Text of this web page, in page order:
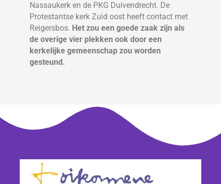
Nassaukerk en de PKG Duivendrecht. De
Protestantse kerk Zuid oost heeft contact met
Reigersbos. Het zou een goede zaak zijn als
de overige vier plekken ook door een
kerkelijke gemeenschap zou worden
gesteund.